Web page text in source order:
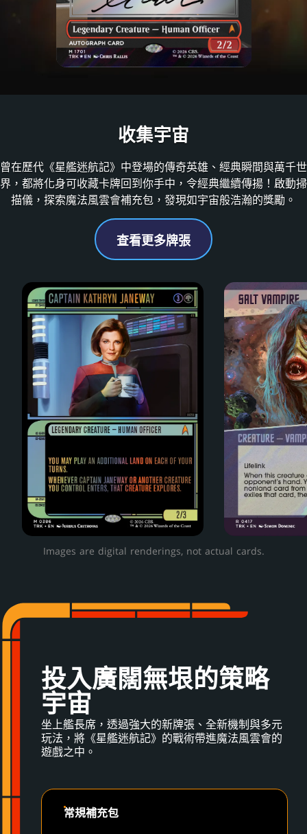
收集宇宙
曾在歷代《星艦迷航記》中登場的傳奇英雄、經典瞬間與萬千世
界，都將化身可收藏卡牌回到你手中，令經典繼續傳揚！啟動掃
描儀，探索魔法風雲會補充包，發現如宇宙般浩瀚的獎勵。
查看更多牌張
Images are digital renderings, not actual cards.
投入廣闊無垠的策略
宇宙
坐上艦長席，透過強大的新牌張、全新機制與多元
玩法，將《星艦迷航記》的戰術帶進魔法風雲會的
遊戲之中。
常規補充包